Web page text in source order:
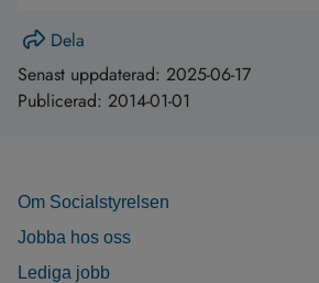
Dela
Senast uppdaterad: 2025-06-17
Publicerad: 2014-01-01
Om Socialstyrelsen
Jobba hos oss
Lediga jobb